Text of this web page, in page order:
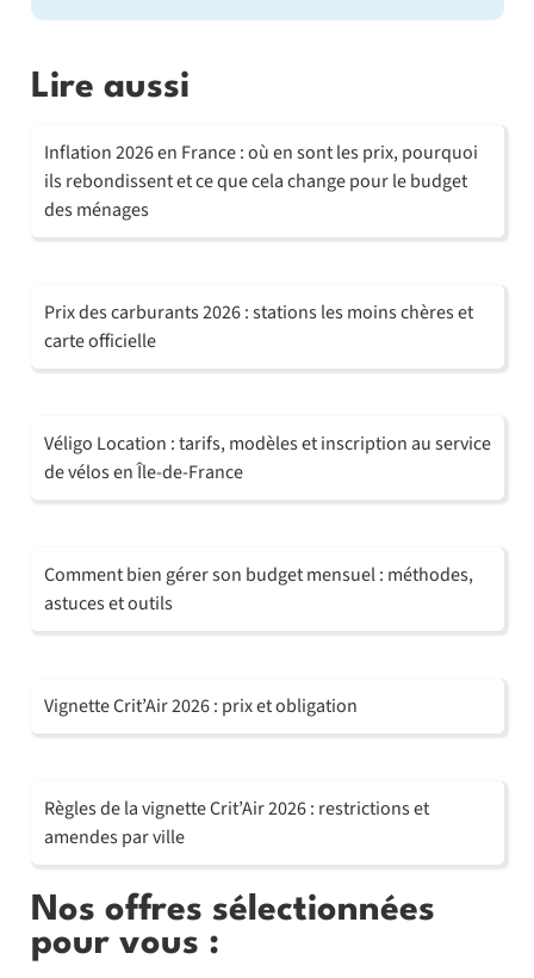
Lire aussi
Inflation 2026 en France : où en sont les prix, pourquoi
ils rebondissent et ce que cela change pour le budget
des ménages
Prix des carburants 2026 : stations les moins chères et
carte officielle
Véligo Location : tarifs, modèles et inscription au service
de vélos en Île-de-France
Comment bien gérer son budget mensuel : méthodes,
astuces et outils
Vignette Crit’Air 2026 : prix et obligation
Règles de la vignette Crit’Air 2026 : restrictions et
amendes par ville
Nos offres sélectionnées
pour vous :